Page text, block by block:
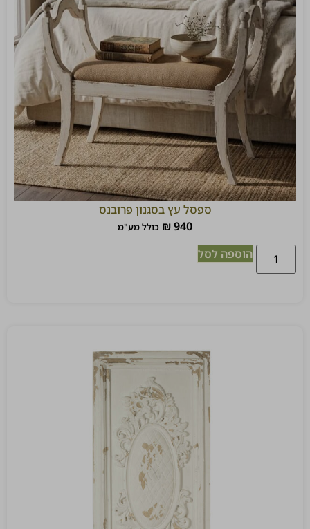
ספסל עץ בסגנון פרובנס
₪940 כולל מע"מ
הוספה לסל